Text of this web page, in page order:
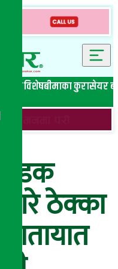
लघुवित्त विशेषबीमाका कुरासेयर
सडक
नगरे ठेक्का
यातायात